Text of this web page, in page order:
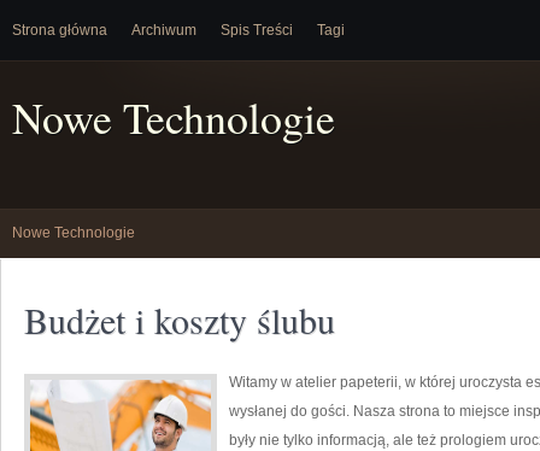
Strona główna Archiwum Spis Treści Tagi
Nowe Technologie
Nowe Technologie
Budżet i koszty ślubu
Witamy w atelier papeterii, w której uroczysta
wysłanej do gości. Nasza strona to miejsce
były nie tylko informacją, ale też prologiem